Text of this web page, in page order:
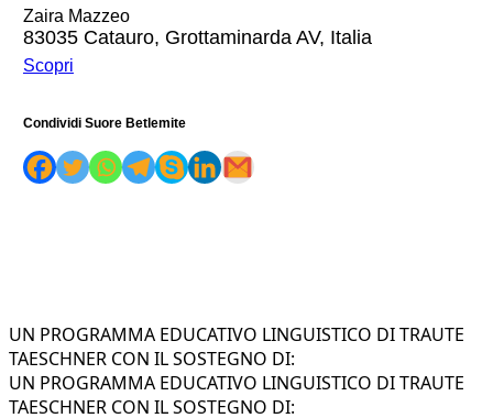
Zaira Mazzeo
83035 Catauro, Grottaminarda AV, Italia
Scopri
Condividi Suore Betlemite
UN PROGRAMMA EDUCATIVO LINGUISTICO DI TRAUTE
TAESCHNER CON IL SOSTEGNO DI:
UN PROGRAMMA EDUCATIVO LINGUISTICO DI TRAUTE
TAESCHNER CON IL SOSTEGNO DI: